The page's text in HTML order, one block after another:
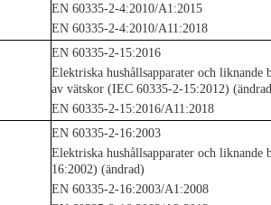
EN 60335-2-4:2010/A1:2015
EN 60335-2-4:2010/A11:2018
EN 60335-2-15:2016
Elektriska hushållsapparater och
av vätskor (IEC 60335-2-15:2012)
EN 60335-2-15:2016/A11:2018
EN 60335-2-16:2003
Elektriska hushållsapparater och
16:2002) (ändrad)
EN 60335-2-16:2003/A1:2008